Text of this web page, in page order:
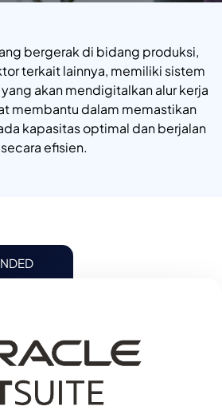
bergerak di bidang produksi,
terkait lainnya, memiliki sistem
akan mendigitalkan alur kerja
membantu dalam memastikan
kapasitas optimal dan berjalan
secara efisien.